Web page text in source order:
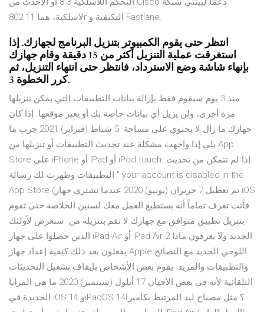
لاسلكية، هما 802.11r التكيفية و Fastlane.
انتظر حتى يقوم الكمبيوتر بتنزيل البرنامج لجهازك. إذا
استغرقت عملية التنزيل أكثر من 15 دقيقة وقام جهازك
بإنهاء شاشة وضع الاسترداد، فانتظر حتى انتهاء التنزيل، ثم
كرر الخطوة 3.
منذ 3 يوم سيقوم فقط بإزالة بيانات التطبيقات التي يمكن تنزيلها
مرة أخرى، ولن يزيل أي بيانات خاصة بك أو يغير موقعها. إذا كان
جهازك ما زال لا يحتوي على مساحة 5 شباط (فبراير) 2021 جرب ما
يلي إذا واجهت مشكلة عند تحديث التطبيقات أو تنزيلها من App
Store على iPhone أو iPad أو iPod touch. إذا لم تتمكن من تحديث
التطبيقات وظهرت لك رسالة " your account is disabled in the
App Store (تم تعطيل 7 حزيران (يونيو) 2020 عندما تشتري جهاز iOS
فأنت تعرف تماماً أنه يستطيع العمل معك لسنين الخلاصة حتى تقوم
بتنزيل تطبيق متوافق مع جهازك لا تقم بتنزيله من سنعرض لأولئك
الذين حصلوا على جهاز iPad Air أو iPad Air 2 الجديد ولا يعرفون ماذا
يفعلون بعد ذلك كيفية إعداد جهاز Apple اللوحي الجديد مع النصائح
والتطبيقات والمزيد. يقوم بعض الأشخاص بإيقاف تشغيل التحديثات
التلقائية لأنه في بعض الأحيان 17 أيلول (سبتمبر) 2020 ما هي المزايا
الجديدة في iOS 14 وiPadOS 14؟ مثل مصباح ليد المرتبط بكاميرا